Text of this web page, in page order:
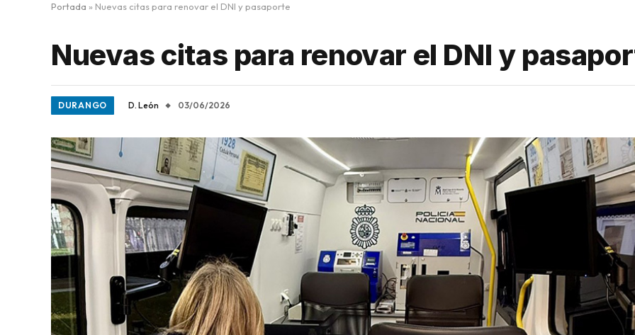
Portada » Nuevas citas para renovar el DNI y pasaporte
Nuevas citas para renovar el DNI y
DURANGO D. León 03/06/2026